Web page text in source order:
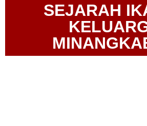
SEJARAH